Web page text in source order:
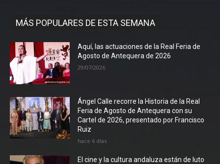
MÁS POPULARES DE ESTA SEMANA
Aquí, las actuaciones de la Real Feria de
Agosto de Antequera de 2026
29/07/2026
Ángel Calle recorre la Historia de la Real
Feria de Agosto de Antequera con su
Cartel de 2026, presentado por Francisco
Ruiz
hace 6 días
El cine y la cultura andaluza están de luto